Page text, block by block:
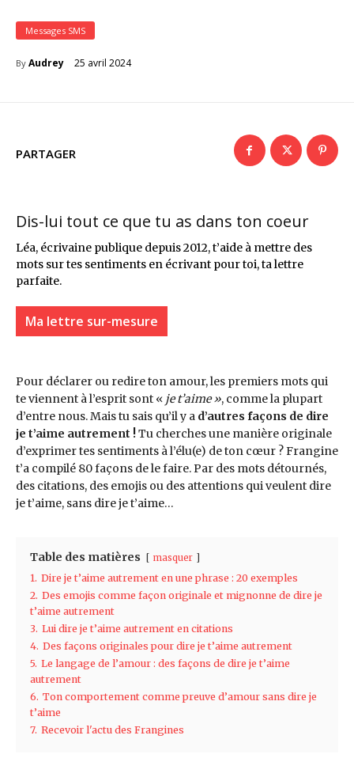
Messages SMS
By Audrey 25 avril 2024
PARTAGER
Dis-lui tout ce que tu as dans ton coeur
Léa, écrivaine publique depuis 2012, t’aide à mettre des
mots sur tes sentiments en écrivant pour toi, ta lettre
parfaite.
Ma lettre sur-mesure
Pour déclarer ou redire ton amour, les premiers mots qui
te viennent à l’esprit sont « je t’aime », comme la plupart
d’entre nous. Mais tu sais qu’il y a d’autres façons de dire
je t’aime autrement !Tu cherches une manière originale
d’exprimer tes sentiments à l’élu(e) de ton cœur ? Frangine
t’a compilé 80 façons de le faire. Par des mots détournés,
des citations, des emojis ou des attentions qui veulent dire
je t’aime, sans dire je t’aime…
Table des matières masquer
1. Dire je t’aime autrement en une phrase : 20 exemples
2. Des emojis comme façon originale et mignonne de dire je
t’aime autrement
3. Lui dire je t’aime autrement en citations
4. Des façons originales pour dire je t’aime autrement
5. Le langage de l’amour : des façons de dire je t’aime
autrement
6. Ton comportement comme preuve d’amour sans dire je
t’aime
7. Recevoir l'actu des Frangines